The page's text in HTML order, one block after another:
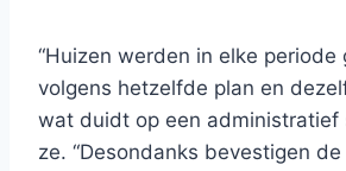
“Huizen werden in elke periode
volgens hetzelfde plan en
wat duidt op een administratief
ze. “Desondanks bevestigen